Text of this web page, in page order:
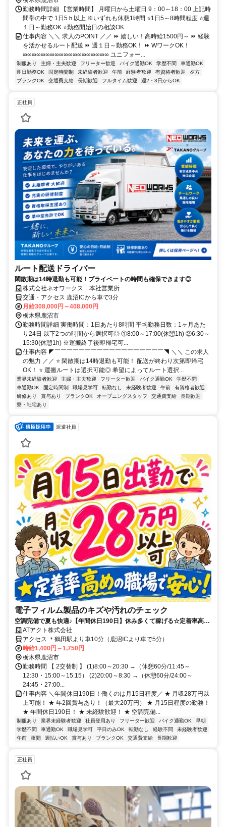
勤務時間詳細 【営業時間】 月曜日から土曜日 9：00～18：00 上記時
間帯の中で 1日5ｈ以上 ※いずれも休憩1時間 ⭐1日5～8時間程度 ⭐週
１日～勤務OK ⭐勤務開始日の相談OK
仕事内容 ＼＼ 求人のPOINT ／／ ⏩ 嬉しい！高時給1500円～ ⏩ 経験
を活かせるルート配送 ⏩ 週１日～勤務OK！ ⏩ WワークOK！
∞∞∞∞∞∞∞∞∞∞∞∞∞∞∞∞∞∞∞ ユニフォー...
制服あり 主婦・主夫歓迎 フリーター歓迎 バイク通勤OK 学歴不問
車通勤OK
即日勤務OK
固定時間制 未経験者歓迎 午前 経験者歓迎 有資格者歓迎
夕方
ブランクOK
交通費支給 長期歓迎 フルタイム歓迎 週2・3日からOK
正社員
ルート配送ドライバー
閑散期は14時退勤も可能！プライベートの時間も確保できます◎
株式会社ネオワークス 本社営業所
交通・アクセス 鹿沼ICから車で3分
月給308,000円～408,000円
栃木県鹿沼市
勤務時間詳細 実働時間：1日あたり8時間 平均勤務日数：1ヶ月あた
り24日 以下2つの時間から選択可◎ ①8:00～17:00(休憩1h) ②6:30～
15:30(休憩1h) ※運搬終了後即帰宅可...
仕事内容 ◤￣￣￣￣￣￣￣￣￣￣￣￣￣￣￣￣￣￣◥ ＼＼ この求人
の魅力 ／／ ⭐ 閑散期は14時退勤も可能！ 配送が終わり次第即帰宅
OK！ ⭐ 運搬ルートは選択可能◎ 希望によってルート選択...
業界未経験者歓迎 主婦・主夫歓迎 フリーター歓迎 バイク通勤OK
学歴不問
車通勤OK
固定時間制 職場見学可 転勤なし 未経験者歓迎 午前
有資格者歓迎
研修あり
賞与あり ブランクOK オープニングスタッフ 交通費支給
長期歓迎
寮・社宅あり
派遣社員
電子フィルム製品のキズや汚れのチェック
空調完備で夏も快適♪【年間休日190日】休み多くて稼げる☆定着率高め
の職場♪
ATアクト株式会社
アクセス ＊鶴田駅より車10分（鹿沼ICより車で5分）
時給1,400円～1,750円
栃木県鹿沼市
勤務時間 【 2交替制 】 (1)8:00～20:30 →（休憩60分/11:45～
12:30・15:00～15:15） (2)20:00～8:30 →（休憩60分/24:00～
24:45・27:00...
仕事内容 ＼年間休日190日！働くのは月15日程度／ ★ 月収28万円以
上可能！ ★ 年2回賞与あり！（最大20万円） ★ 月15日程度の勤務！
★ 年間休日190日！ ★ 未経験歓迎！ ★ 空調完備...
制服あり 業界未経験者歓迎 社員登用あり フリーター歓迎 バイク通勤OK
早朝
学歴不問
車通勤OK 職場見学可 平日のみOK 転勤なし 経験不問
未経験者歓迎
午前
夜間 週払いOK 賞与あり ブランクOK 交通費支給 長期歓迎
正社員